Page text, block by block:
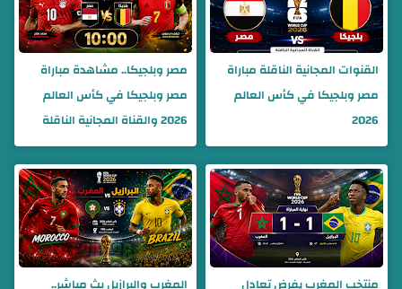
القنوات المجانية الناقلة مباراة
مصر وبلجيكا في كأس العالم
2026
مصر وبلجيكا.. مشاهدة مباراة
مصر وبلجيكا في كأس العالم
2026 والقناة المجانية الناقلة
منتخب المغرب يفرض تعادل
المغرب والبرازيل بث مباشر..